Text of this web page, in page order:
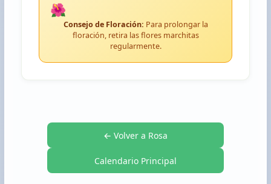
🌺
Consejo de Floración: Para prolongar la
floración, retira las flores marchitas
regularmente.
← Volver a Rosa
Calendario Principal